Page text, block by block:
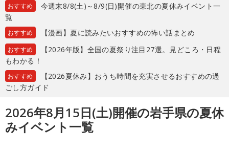
おすすめ
今週末8/8(土)～8/9(日)開催の東北の夏休みイベント一
覧
おすすめ 【漫画】夏に読みたいおすすめの怖い話まとめ
おすすめ
【2026年版】全国の夏祭り注目27選。見どころ・日程
もわかる！
おすすめ
【2026夏休み】おうち時間を充実させるおすすめの過
ごし方ガイド
2026年8月15日(土)開催の岩手県の夏休
みイベント一覧